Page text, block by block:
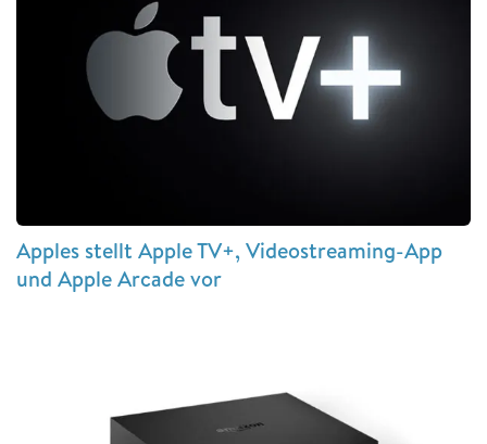
Apples stellt Apple TV+, Videostreaming-App
und Apple Arcade vor